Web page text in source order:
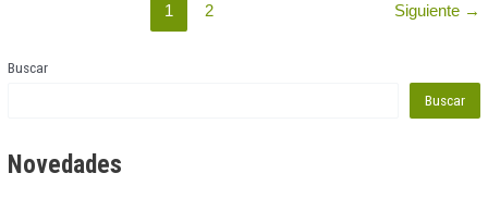
1 2 Siguiente →
Buscar
Buscar
Novedades